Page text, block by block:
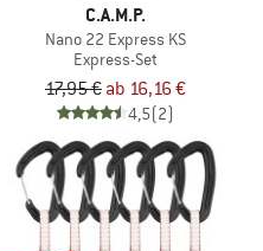
C.A.M.P.
Nano 22 Express KS
Express-Set
17,95 € ab 16,16 €
4,5(2)